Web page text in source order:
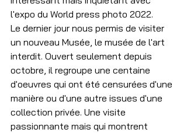
l'expo du World press photo 2022.
Le dernier jour nous permis de visiter
un nouveau Musée, le musée de l'art
interdit. Ouvert seulement depuis
octobre, il regroupe une centaine
d'oeuvres qui ont été censurées d'une
manière ou d'une autre issues d'une
collection privée. Une visite
passionnante mais qui montrent